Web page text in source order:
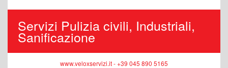
Servizi Pulizia civili, Industriali,
Sanificazione
www.veloxservizi.it - +39 045 890 5165